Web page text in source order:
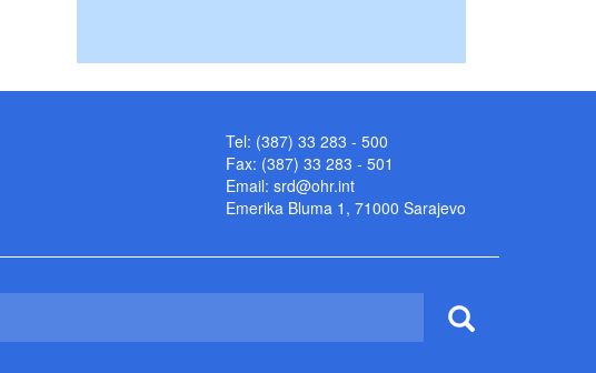
Tel: (387) 33 283 - 500
Fax: (387) 33 283 - 501
Email: srd@ohr.int
Emerika Bluma 1, 71000 Sarajevo